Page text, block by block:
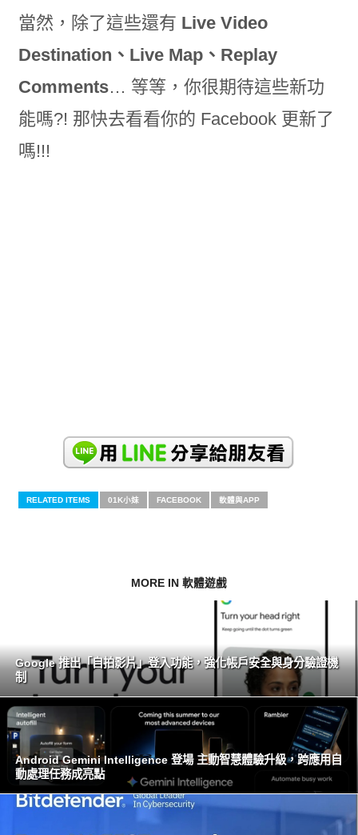
當然，除了這些還有 Live Video
Destination、Live Map、Replay
Comments… 等等，你很期待這些新功
能嗎?! 那快去看看你的 Facebook 更新了
嗎!!!
RELATED ITEMS 01K小妹 FACEBOOK 軟體與APP
MORE IN 軟體遊戲
Google 推出「自拍影片」登入功能，強化帳戶安全與身分驗證機
制
Android Gemini Intelligence 登場 主動智慧體驗升級，跨應用自
動處理任務成亮點